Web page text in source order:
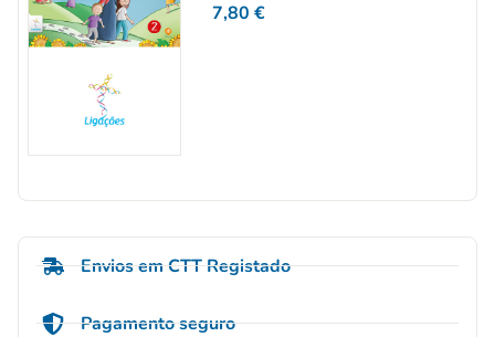
7,80€
Envios em CTT Registado
Pagamento seguro